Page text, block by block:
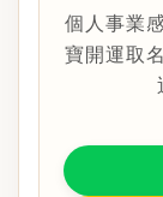
個人事業
寶開運取